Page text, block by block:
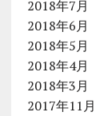
2018年7月
2018年6月
2018年5月
2018年4月
2018年3月
2017年11月